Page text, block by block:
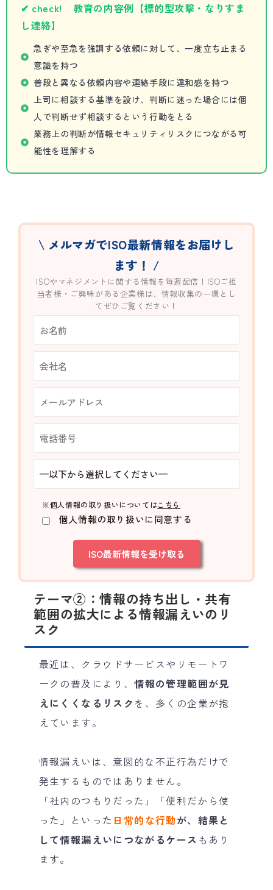
✔ check! 教育の内容例【標的型攻撃・なりすま
し連絡】
急ぎや至急を強調する依頼に対して、一度立ち止まる
意識を持つ
普段と異なる依頼内容や連絡手段に違和感を持つ
上司に相談する基準を設け、判断に迷った場合には個
人で判断せず相談するという行動をとる
業務上の判断が情報セキュリティリスクにつながる可
能性を理解する
\ メルマガでISO最新情報をお届けし
ます！ /
ISOやマネジメントに関する情報を毎週配信！ISOご担
当者様・ご興味がある企業様は、情報収集の一環とし
てぜひご覧ください！
※個人情報の取り扱いについてはこちら
個人情報の取り扱いに同意する
テーマ②：情報の持ち出し・共有
範囲の拡大による情報漏えいのリ
スク
最近は、クラウドサービスやリモートワ
ークの普及により、情報の管理範囲が見
えにくくなるリスク を、多くの企業が抱
えています。
情報漏えいは、意図的な不正行為だけで
発生するものではありません。
「社内のつもりだった」「便利だから使
った」といった 日常的な行動が、結果と
して情報漏えいにつながるケース もあり
ます。